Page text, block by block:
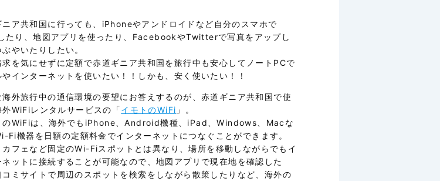
ニア共和国に行っても、iPhoneやアンドロイドなど自分のスマホで
たり、地図アプリを使ったり、FacebookやTwitterで写真をアップし
やいたりしたい。
求を気にせずに定額で赤道ギニア共和国を旅行中も安心してノートPCで
やインターネットを使いたい！！しかも、安く使いたい！！
海外旅行中の通信環境の要望にお答えするのが、赤道ギニア共和国で使
外WiFiレンタルサービスの「イモトのWiFi 」。
のWiFiは、海外でもiPhone、Android機種、iPad、Windows、Macな
Fi機器を日額の定額料金でインターネットにつなぐことができます。
カフェなど固定のWi-Fiスポットとは異なり、場所を移動しながらでもイ
ネットに接続することが可能なので、地図アプリで現在地を確認した
コミサイトで周辺のスポットを検索をしながら散策したりなど、海外の